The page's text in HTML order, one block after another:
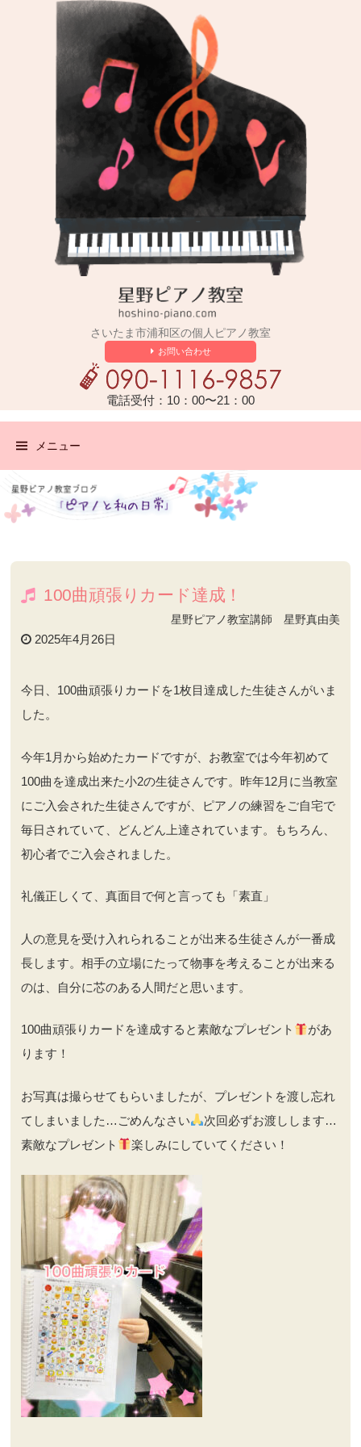
さいたま市浦和区の個人ピアノ教室
お問い合わせ
電話受付：10：00〜21：00
メニュー
100曲頑張りカード達成！
星野ピアノ教室講師 星野真由美
2025年4月26日
今日、100曲頑張りカードを1枚目達成した生徒さんがいま
した。
今年1月から始めたカードですが、お教室では今年初めて
100曲を達成出来た小2の生徒さんです。昨年12月に当教室
にご入会された生徒さんですが、ピアノの練習をご自宅で
毎日されていて、どんどん上達されています。もちろん、
初心者でご入会されました。
礼儀正しくて、真面目で何と言っても「素直」
人の意見を受け入れられることが出来る生徒さんが一番成
長します。相手の立場にたって物事を考えることが出来る
のは、自分に芯のある人間だと思います。
100曲頑張りカードを達成すると素敵なプレゼント
があ
ります！
お写真は撮らせてもらいましたが、プレゼントを渡し忘れ
てしまいました…ごめんなさい
次回必ずお渡しします…
素敵なプレゼント
楽しみにしていてください！